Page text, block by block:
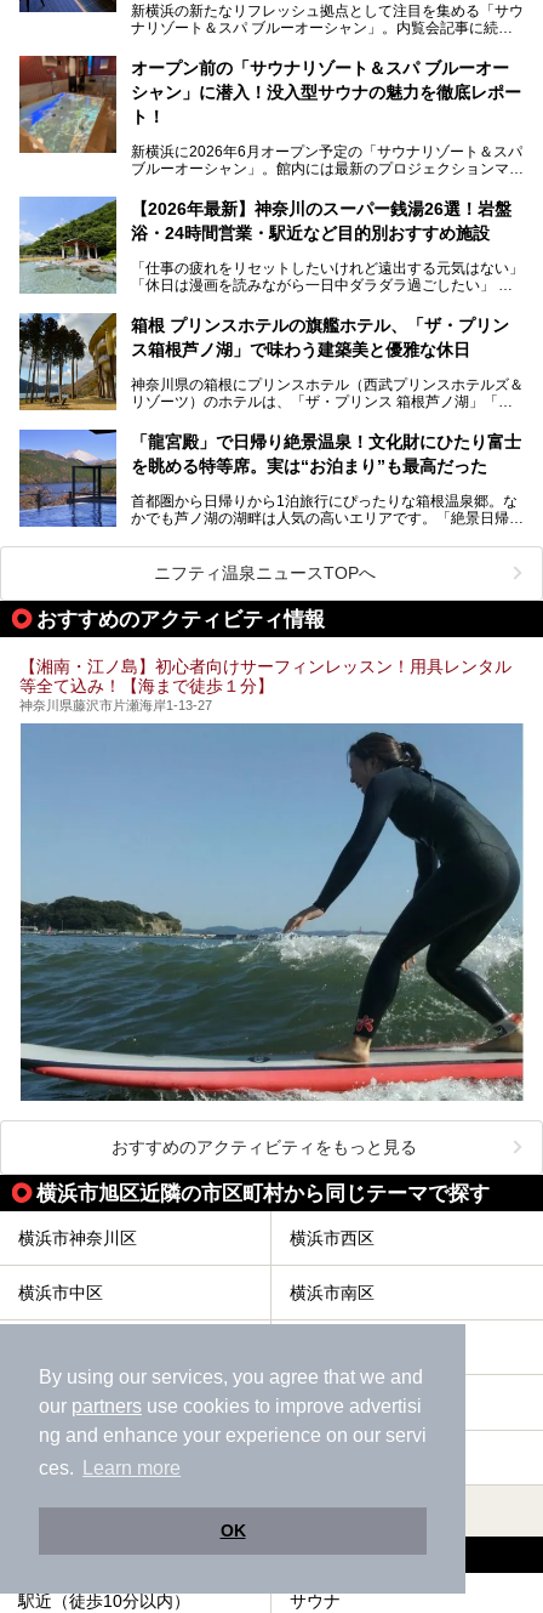
By using our services, you agree that we and
our partners use cookies to improve advertisi
ng and enhance your experience on our servi
ces.
Learn more
OK
新横浜の新たなリフレッシュ拠点として注目を集める「サウ
ナリゾート＆スパ ブルーオーシャン」。内覧会記事に続
す。サウナや水風呂の気持ちよさはもちろん、リラックスス
ペースの過ごしやすさまで徹底チェック。新横浜エリアで日
常の疲れをリセットしたい人、ライブやスポーツ観戦遠征組
は必見です。
オープン前の「サウナリゾート＆スパ ブルーオー
シャン」に潜入！没入型サウナの魅力を徹底レポー
ト！
新横浜に2026年6月オープン予定の「サウナリゾート＆スパ
ブルーオーシャン」。館内には最新のプロジェクションマッ
的な“没入感（イマーシブ）”を体験できます。
今回は、そんな大注目の施設に一足先にお邪魔し、その全貌
を見学させていただきました！
サウナ室の中に咲き誇る桜、魚たちが泳ぐ水風呂、そしてバ
リのビーチを思わせる休憩スペース…。驚きの連続だった館
内の様子をレポートします！
【2026年最新】神奈川のスーパー銭湯26選！岩盤
浴・24時間営業・駅近など目的別おすすめ施設
「仕事の疲れをリセットしたいけれど遠出する元気はない」
「休日は漫画を読みながら一日中ダラダラ過ごしたい」
たい」
そんな「癒やされたい」という願いを叶えてくれるのが、神
神奈川県には、サウナや岩盤浴、一日中遊べるエンタメ施設
など、“非日常”を味わえるスーパー銭湯が数多く揃っていま
う」という人も多いはず。
そこで今回は、神奈川県内の人気施設26選を「安さ」「岩
業」「駅近」など、目的別に厳選して紹介します。
今の気分にぴったりの施設を見つけて、最高のリフレッシュ
箱根 プリンスホテルの旗艦ホテル、「ザ・プリン
ス箱根芦ノ湖」で味わう建築美と優雅な休日
神奈川県の箱根にプリンスホテル（西武プリンスホテルズ＆
リゾーツ）のホテルは、「ザ・プリンス 箱根芦ノ湖」「芦
「箱根仙石原プリンスホテル」と4軒あり、今回ご紹介する
「ザ・プリンス 箱根芦ノ湖」は、その中でもフラッグシッ
プ（旗艦）に位置づけられる特別なホテルです。
昭和の日本を代表する建築家の一人、村野藤吾が芦ノ湖の畔
に建てた桃源郷のようなホテルがここ。自家源泉の温泉や、
提供元：株式会社西武・プリンスホテルズワールドワイド
【PR】
この記事はザ・プリンス 箱根芦ノ湖のPR記事です。
「龍宮殿」で日帰り絶景温泉！文化財にひたり富士
を眺める特等席。実は“お泊まり”も最高だった
首都圏から日帰りから1泊旅行にぴったりな箱根温泉郷。な
かでも芦ノ湖の湖畔は人気の高いエリアです。「絶景日帰り
が楽しめるまさに眺望自慢の日帰り温泉。
そしてここは全24室の「箱根 芦ノ湖畔蛸川温泉 龍宮殿」と
して宿泊もできます。宿泊者は「龍宮殿本館」の営業時間に
加えて、朝6時からの宿泊者専用時間帯にも「龍宮殿本館」
のお風呂が利用できます。
今回は日帰り温泉としての「絶景日帰り温泉 龍宮殿本館
（以下、龍宮殿本館）」と、旅館としての「箱根 芦ノ湖畔
蛸川温泉 龍宮殿（以下、龍宮殿）」の両方の魅力をたっぷ
りお伝えします！
ここは箱根神社、九頭龍神社、白龍神社、箱根元宮と箱根の
4つの神社に囲まれたパワースポットです。
提供元：株式会社西武・プリンスホテルズワールドワイド
この記事は箱根 芦ノ湖畔蛸川温泉 龍宮殿のPR記事です。
ニフティ温泉ニュースTOPへ
おすすめのアクティビティ情報
【湘南・江ノ島】初心者向けサーフィンレッスン！用具レンタル
等全て込み！【海まで徒歩１分】
神奈川県藤沢市片瀬海岸1-13-27
おすすめのアクティビティをもっと見る
横浜市旭区近隣の市区町村から同じテーマで探す
横浜市神奈川区 横浜市西区
横浜市中区 横浜市南区
横浜市金沢区 横浜市港北区
横浜市戸塚区
すべて表示する
横浜市旭区の人気テーマから探す
駅近（徒歩10分以内） サウナ